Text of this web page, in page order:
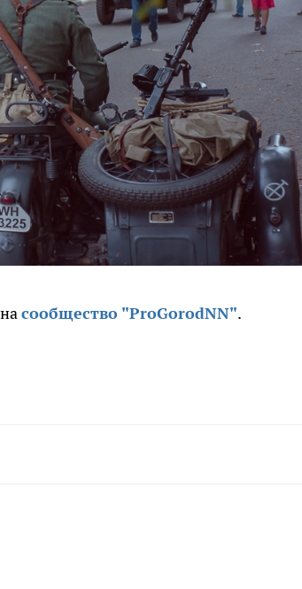
сообщество "ProGorodNN".